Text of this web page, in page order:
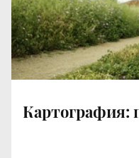
Картография: